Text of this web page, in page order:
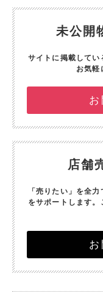
未公開
サイトに掲載してい
お気軽
店舗
「売りたい」を全力
をサポートします。